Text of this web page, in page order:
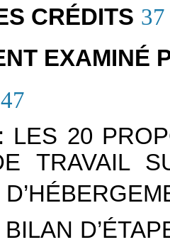
CRÉDITS 37
EXAMINÉ
47
LES 20
TRAVAIL